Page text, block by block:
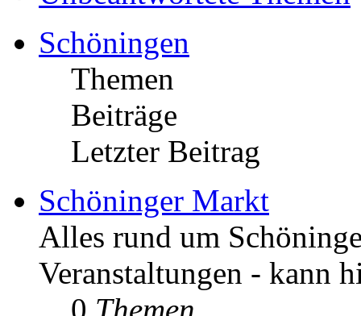
Schöningen
Themen
Beiträge
Letzter Beitrag
Schöninger Markt
Alles rund um
Veranstaltungen - kann